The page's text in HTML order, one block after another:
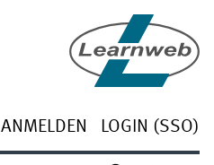
ANMELDEN LOGIN (SSO)